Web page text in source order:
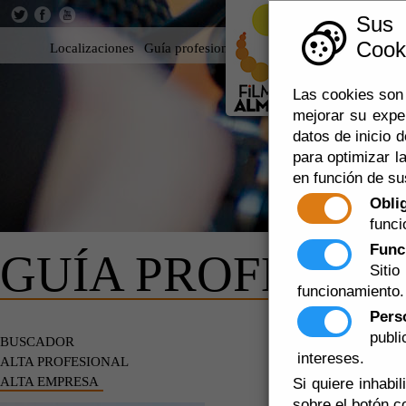
Las cookies
mejorar su
datos de inicio
para optimizar
en función de
funcionamiento.
intereses.
Si quiere
Localizaciones Guía profesional Rodar en Almería 360
GUÍA
BUSCADOR
ALTA PROFESIONAL
ALTA EMPRESA
ALTA